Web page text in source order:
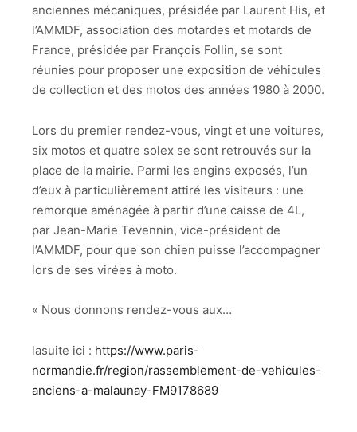
anciennes mécaniques, présidée par Laurent His, et
l’AMMDF, association des motardes et motards de
France, présidée par François Follin, se sont
réunies pour proposer une exposition de véhicules
de collection et des motos des années 1980 à 2000.
Lors du premier rendez-vous, vingt et une voitures,
six motos et quatre solex se sont retrouvés sur la
place de la mairie. Parmi les engins exposés, l’un
d’eux à particulièrement attiré les visiteurs : une
remorque aménagée à partir d’une caisse de 4L,
par Jean-Marie Tevennin, vice-président de
l’AMMDF, pour que son chien puisse l’accompagner
lors de ses virées à moto.
« Nous donnons rendez-vous aux…
lasuite ici : https://www.paris-
normandie.fr/region/rassemblement-de-vehicules-
anciens-a-malaunay-FM9178689